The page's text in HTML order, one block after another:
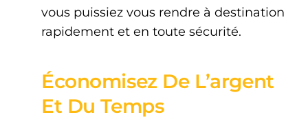
vous puissiez vous rendre à destination
rapidement et en toute sécurité.
Économisez De L’argent
Et Du Temps